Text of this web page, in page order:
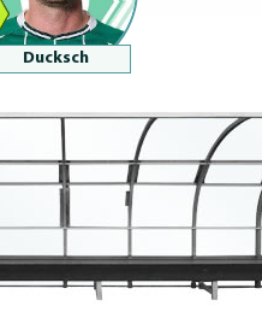
Ducksch